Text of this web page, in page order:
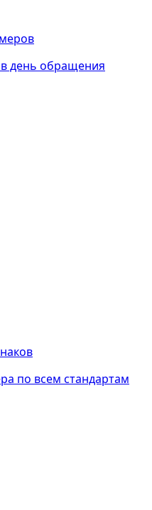
в день обращения
по всем стандартам